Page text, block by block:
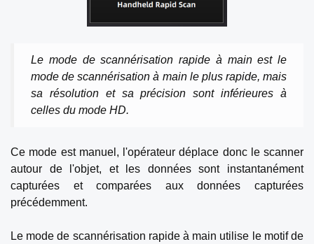
Le mode de scannérisation rapide à main est le
mode de scannérisation à main le plus rapide, mais
sa résolution et sa précision sont inférieures à
celles du mode HD.
Ce mode est manuel, l'opérateur déplace donc le scanner
autour de l'objet, et les données sont instantanément
capturées et comparées aux données capturées
précédemment.
Le mode de scannérisation rapide à main utilise le motif de